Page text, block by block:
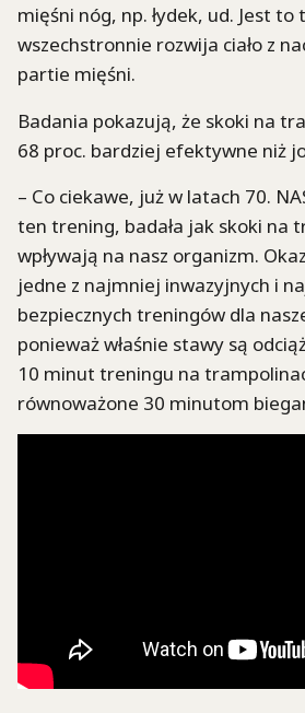
mięśni nóg, np. łydek, ud. Jest
wszechstronnie rozwija ciało z
partie mięśni.
Badania pokazują, że skoki na
68 proc. bardziej efektywne niż
– Co ciekawe, już w latach 70.
ten trening, badała jak skoki na
wpływają na nasz organizm.
jedne z najmniej inwazyjnych i
bezpiecznych treningów dla
ponieważ właśnie stawy są
10 minut treningu na
równoważone 30 minutom